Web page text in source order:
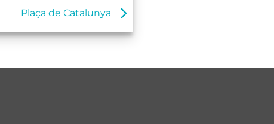
Plaça de Catalunya